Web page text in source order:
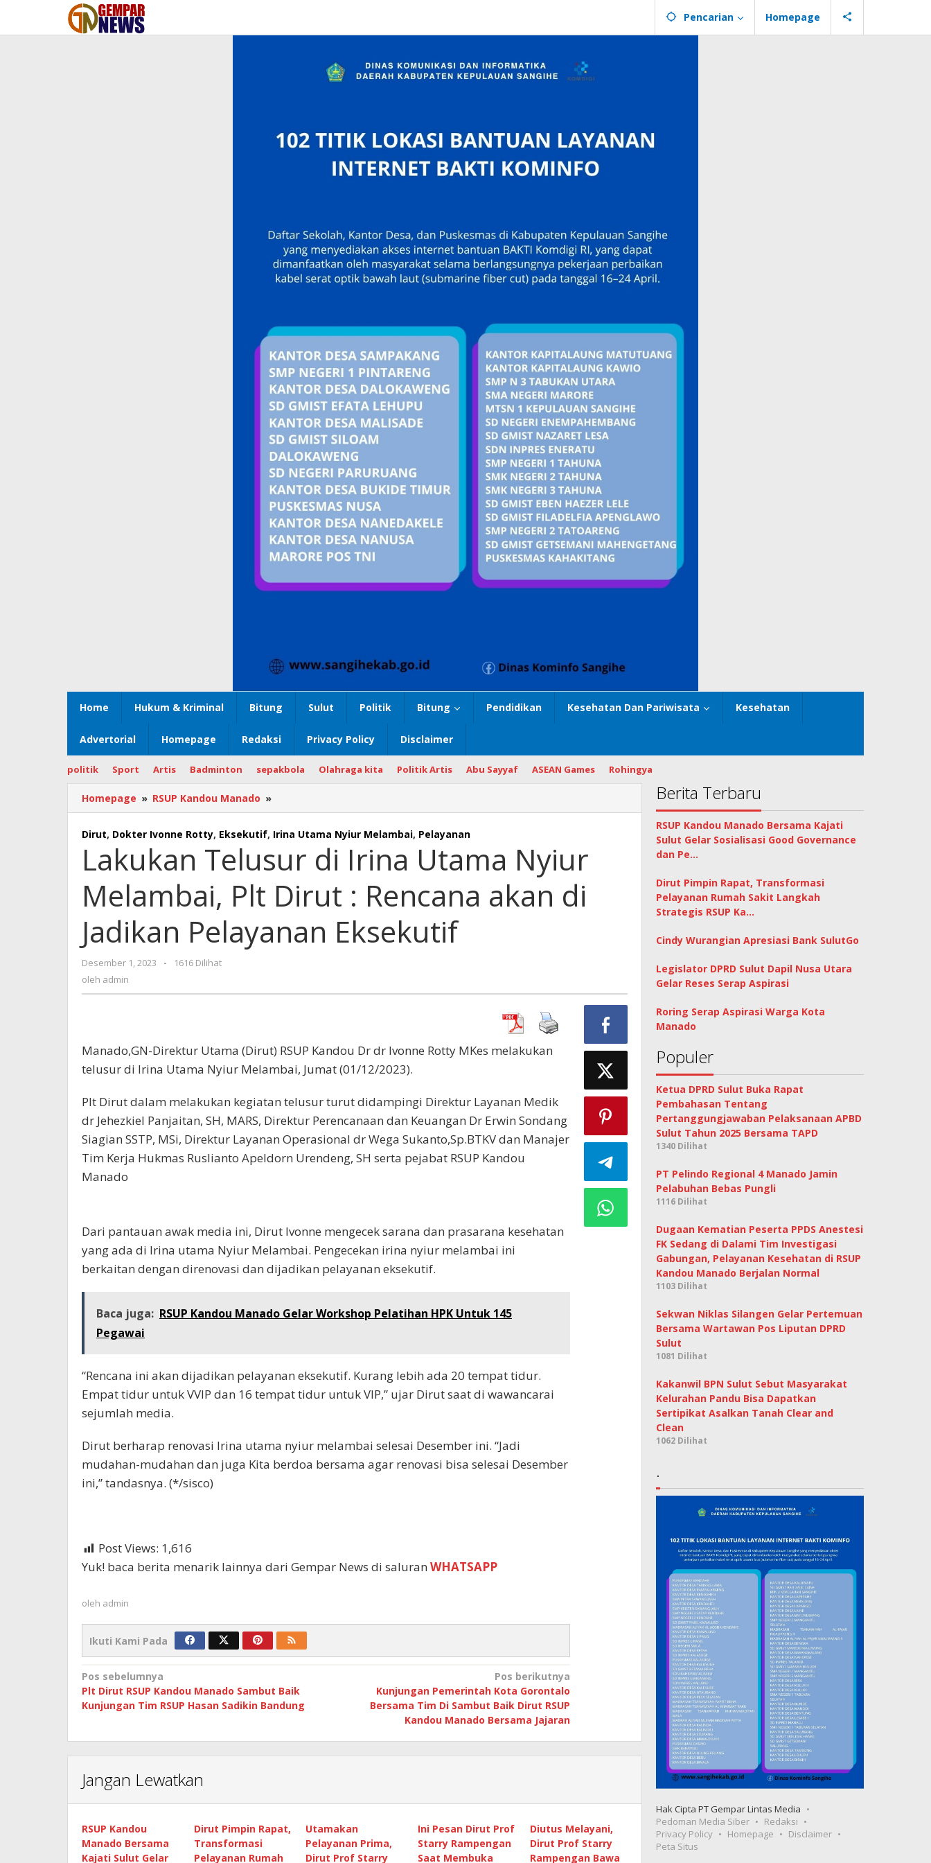
konten
Pencarian Homepage
Home Hukum & Kriminal Bitung Sulut Politik Bitung Pendidikan Kesehatan Dan Pariwisata Kesehatan
Advertorial Homepage Redaksi Privacy Policy Disclaimer
politik Sport Artis Badminton sepakbola Olahraga kita Politik Artis Abu Sayyaf ASEAN Games Rohingya
Homepage » RSUP Kandou Manado »
Telusur
di
Irina
Utama
Nyiur
Melambai,
Plt
Rencana
Dirut, Dokter Ivonne Rotty, Eksekutif, Irina Utama Nyiur Melambai, Pelayanan
Lakukan Telusur di Irina Utama Nyiur
Melambai, Plt Dirut : Rencana akan di
Jadikan Pelayanan Eksekutif
Desember 1, 2023
oleh
-
1616 Dilihat
oleh admin
Manado,GN-Direktur Utama (Dirut) RSUP Kandou Dr dr Ivonne Rotty MKes melakukan
telusur di Irina Utama Nyiur Melambai, Jumat (01/12/2023).
Plt Dirut dalam melakukan kegiatan telusur turut didampingi Direktur Layanan Medik
dr Jehezkiel Panjaitan, SH, MARS, Direktur Perencanaan dan Keuangan Dr Erwin Sondang
Siagian SSTP, MSi, Direktur Layanan Operasional dr Wega Sukanto,Sp.BTKV dan Manajer
Tim Kerja Hukmas Ruslianto Apeldorn Urendeng, SH serta pejabat RSUP Kandou
Manado
Dari pantauan awak media ini, Dirut Ivonne mengecek sarana dan prasarana kesehatan
yang ada di Irina utama Nyiur Melambai. Pengecekan irina nyiur melambai ini
berkaitan dengan direnovasi dan dijadikan pelayanan eksekutif.
Baca juga: RSUP Kandou Manado Gelar Workshop Pelatihan HPK Untuk 145
Pegawai
“Rencana ini akan dijadikan pelayanan eksekutif. Kurang lebih ada 20 tempat tidur.
Empat tidur untuk VVIP dan 16 tempat tidur untuk VIP,” ujar Dirut saat di wawancarai
sejumlah media.
Dirut berharap renovasi Irina utama nyiur melambai selesai Desember ini. “Jadi
mudahan-mudahan dan juga Kita berdoa bersama agar renovasi bisa selesai Desember
ini,” tandasnya. (*/sisco)
Post Views: 1,616
Yuk! baca berita menarik lainnya dari Gempar News di saluran WHATSAPP
oleh admin
Ikuti Kami Pada
Navigasi
pos
Pos sebelumnya
Plt Dirut RSUP Kandou Manado Sambut Baik
Kunjungan Tim RSUP Hasan Sadikin Bandung
Pos berikutnya
Kunjungan Pemerintah Kota Gorontalo
Bersama Tim Di Sambut Baik Dirut RSUP
Kandou Manado Bersama Jajaran
Jangan Lewatkan
RSUP Kandou
Manado Bersama
Kajati Sulut Gelar
Dirut Pimpin Rapat,
Transformasi
Pelayanan Rumah
Utamakan
Pelayanan Prima,
Dirut Prof Starry
Ini Pesan Dirut Prof
Starry Rampengan
Saat Membuka
Diutus Melayani,
Dirut Prof Starry
Rampengan Bawa
Berita Terbaru
RSUP Kandou Manado Bersama Kajati
Sulut Gelar Sosialisasi Good Governance
dan Pe…
Dirut Pimpin Rapat, Transformasi
Pelayanan Rumah Sakit Langkah
Strategis RSUP Ka…
Cindy Wurangian Apresiasi Bank SulutGo
Legislator DPRD Sulut Dapil Nusa Utara
Gelar Reses Serap Aspirasi
Roring Serap Aspirasi Warga Kota
Manado
Populer
Ketua DPRD Sulut Buka Rapat
Pembahasan Tentang
Pertanggungjawaban Pelaksanaan APBD
Sulut Tahun 2025 Bersama TAPD
1340 Dilihat
PT Pelindo Regional 4 Manado Jamin
Pelabuhan Bebas Pungli
1116 Dilihat
Dugaan Kematian Peserta PPDS Anestesi
FK Sedang di Dalami Tim Investigasi
Gabungan, Pelayanan Kesehatan di RSUP
Kandou Manado Berjalan Normal
1103 Dilihat
Sekwan Niklas Silangen Gelar Pertemuan
Bersama Wartawan Pos Liputan DPRD
Sulut
1081 Dilihat
Kakanwil BPN Sulut Sebut Masyarakat
Kelurahan Pandu Bisa Dapatkan
Sertipikat Asalkan Tanah Clear and
Clean
1062 Dilihat
.
Hak Cipta PT Gempar Lintas Media
Pedoman Media Siber
Redaksi
Privacy Policy
Homepage
Disclaimer
Peta Situs